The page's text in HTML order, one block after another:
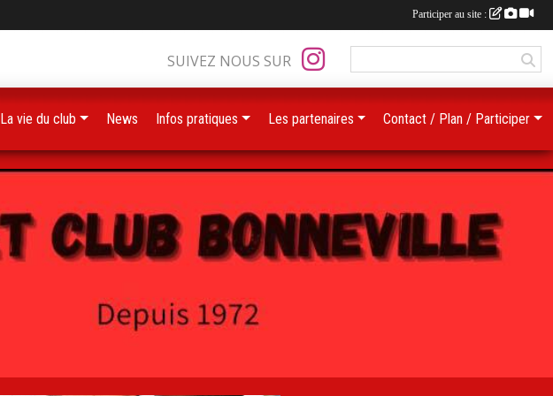
SUIVEZ NOUS SUR
La vie du club News Infos pratiques Les partenaires Contact / Plan / Participer
Participer au site :